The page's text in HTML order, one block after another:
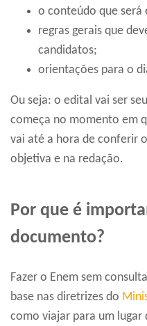
o conteúdo que será
regras gerais que
candidatos;
orientações para o
Ou seja: o edital vai ser
começa no momento em
vai até a hora de conferir
objetiva e na redação.
Por que é
documento?
Fazer o Enem sem
base nas diretrizes do
como viajar para um lugar